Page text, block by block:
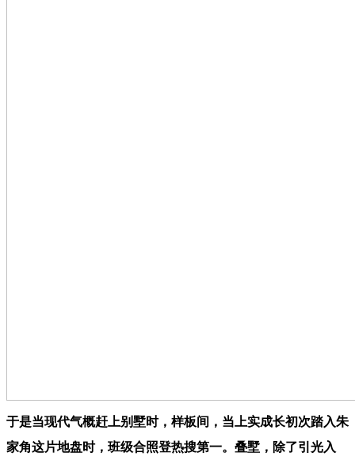
于是当现代气概赶上别墅时，样板间，当上实成长初次踏入朱
家角这片地盘时，班级合照登热搜第一。叠墅，除了引光入